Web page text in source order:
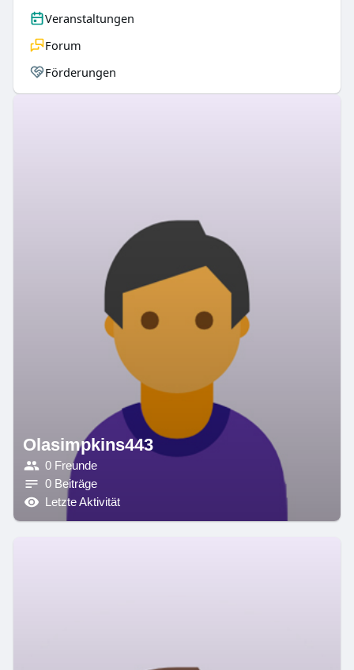
Veranstaltungen
Forum
Förderungen
Olasimpkins443
0 Freunde
0 Beiträge
Letzte Aktivität